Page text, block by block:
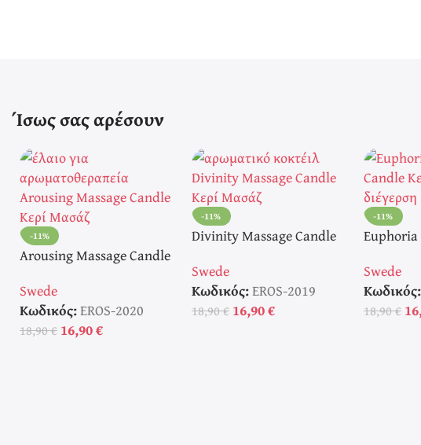
Ίσως σας αρέσουν
-11%
Arousing Massage Candle
Swede
Κωδικός:EROS-2020
18,90€ 16,90€
-11%
Divinity Massage Candle
Swede
Κωδικός:EROS-2019
18,90€ 16,90€
-11%
Euphoria
Swede
Κωδικός:
18,90€